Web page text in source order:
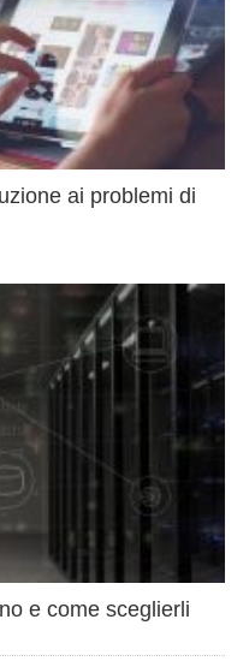
ai problemi di
e come sceglierli